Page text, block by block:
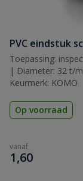
PVC eindstuk
Toepassing:
| Diameter: 32 t/
Keurmerk: KOMO
Op voorraad
vanaf
€
1,60